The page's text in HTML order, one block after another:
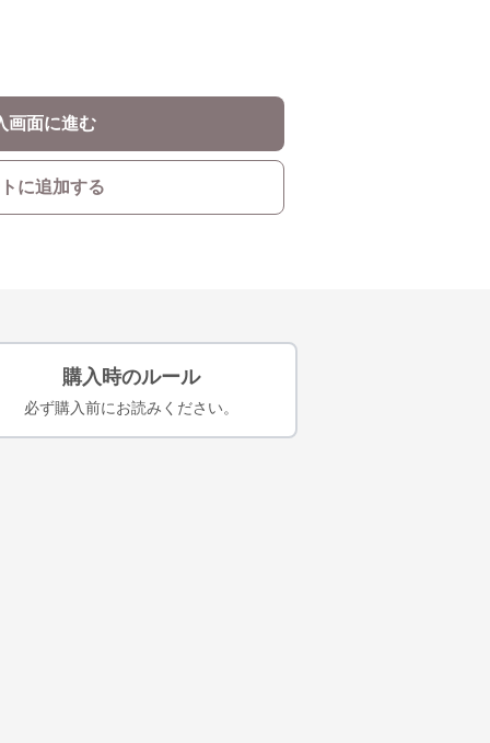
画面に進む
に追加する
購入時のルール
必ず購入前にお読みください。